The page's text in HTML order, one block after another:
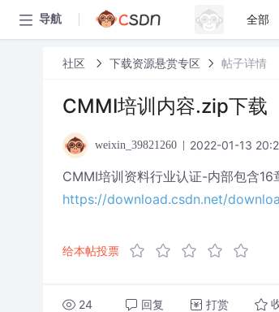
导航 全部
社区 下载资源悬赏专区 帖子详情
CMMI培训内容.zip下载
weixin_39821260 2022-01-13
CMMI培训资料行业认证-内部包含16
https://download.csdn.net/
给本帖投票
24 回复 打赏